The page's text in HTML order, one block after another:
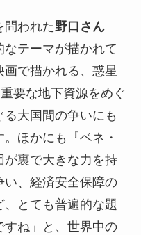
問われた野口さん
テーマが描かれて
で描かれる、惑星
要な地下資源をめぐ
大国間の争いにも
ほかにも『ベネ・
裏で大きな力を持
い、経済安全保障の
とても普遍的な題
ね」と、世界中の